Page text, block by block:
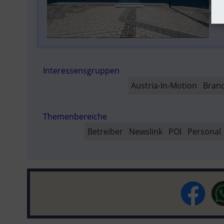
Interessensgruppen
Austria-In-Motion
Themenbereiche
Betreiber
Newslink POI Personal